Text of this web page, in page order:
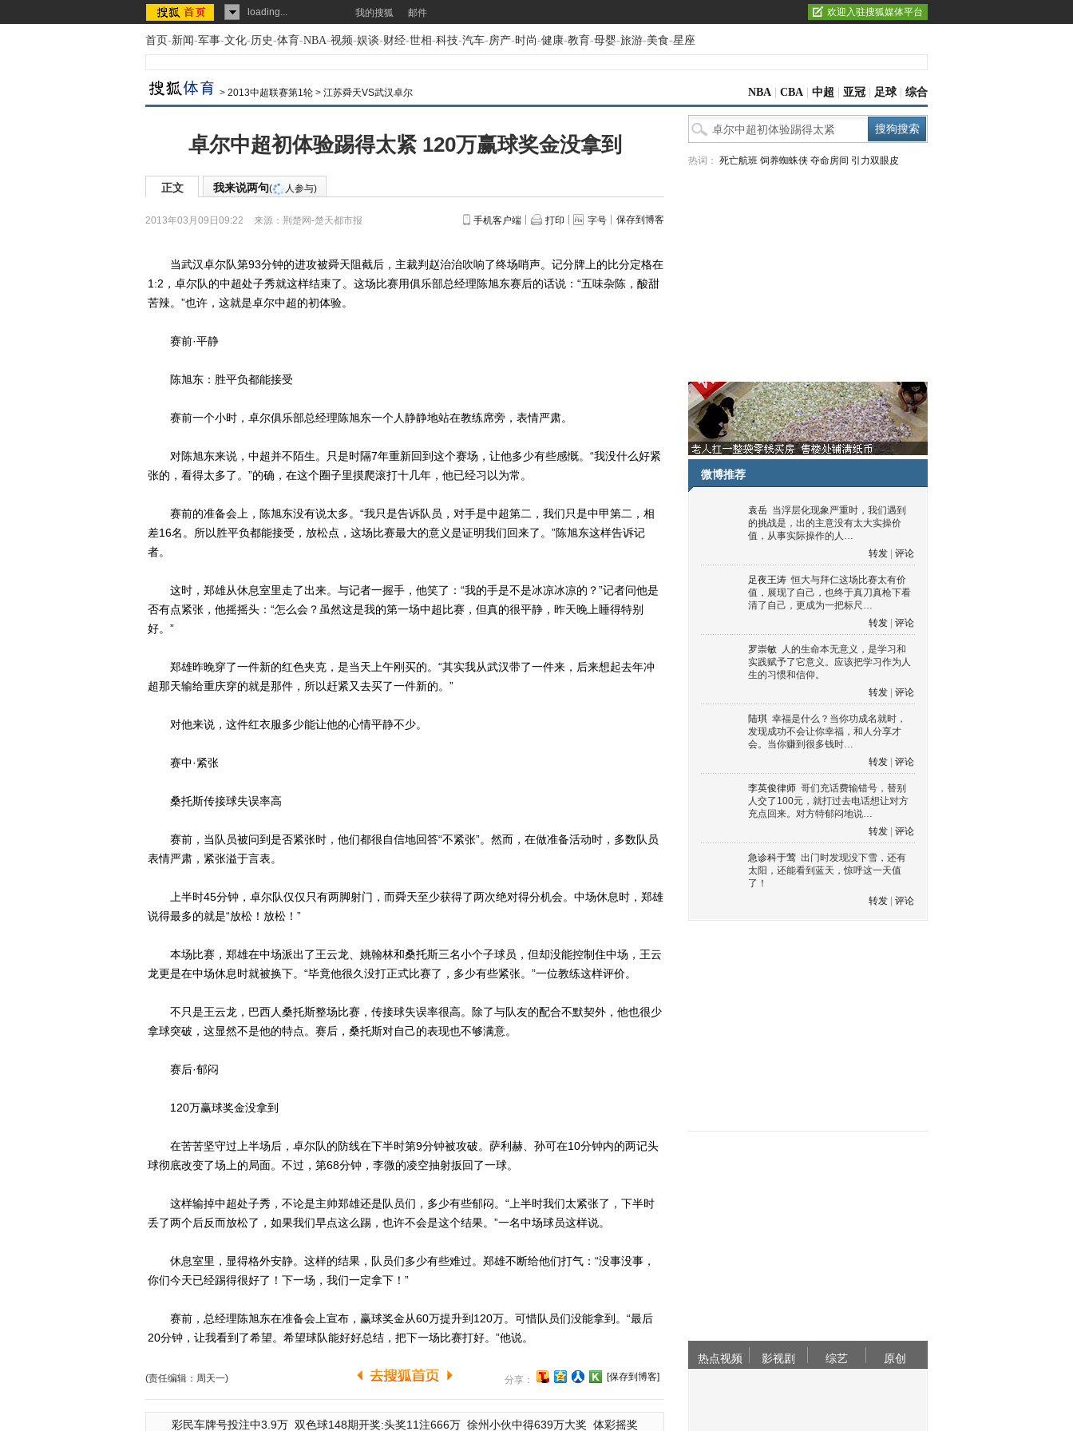
loading... 我的搜狐 邮件 欢迎入驻搜狐媒体平台
首页-新闻-军事-文化-历史-体育-NBA-视频-娱谈-财经-世相-科技-汽车-房产-时尚-健康-教育-母婴-旅游-美食-星座
> 2013中超联赛第1轮 > 江苏舜天VS武汉卓尔 NBA CBA 中超 亚冠 足球 综合
卓尔中超初体验踢得太紧 120万赢球奖金没拿到
正文 我来说两句( 人参与)
2013年03月09日09:22 来源： 荆楚网-楚天都市报 手机客户端 打印 字号 保存到博客
当武汉卓尔队第93分钟的进攻被舜天阻截后，主裁判赵治治吹响了终场哨声。记分牌上的比分定格在
1:2，卓尔队的中超处子秀就这样结束了。这场比赛用俱乐部总经理陈旭东赛后的话说：“五味杂陈，酸甜
苦辣。”也许，这就是卓尔中超的初体验。
赛前·平静
陈旭东：胜平负都能接受
赛前一个小时，卓尔俱乐部总经理陈旭东一个人静静地站在教练席旁，表情严肃。
对陈旭东来说，中超并不陌生。只是时隔7年重新回到这个赛场，让他多少有些感慨。“我没什么好紧
张的，看得太多了。”的确，在这个圈子里摸爬滚打十几年，他已经习以为常。
赛前的准备会上，陈旭东没有说太多。“我只是告诉队员，对手是中超第二，我们只是中甲第二，相
差16名。所以胜平负都能接受，放松点，这场比赛最大的意义是证明我们回来了。”陈旭东这样告诉记
者。
这时，郑雄从休息室里走了出来。与记者一握手，他笑了：“我的手是不是冰凉冰凉的？”记者问他是
否有点紧张，他摇摇头：“怎么会？虽然这是我的第一场中超比赛，但真的很平静，昨天晚上睡得特别
好。”
郑雄昨晚穿了一件新的红色夹克，是当天上午刚买的。“其实我从武汉带了一件来，后来想起去年冲
超那天输给重庆穿的就是那件，所以赶紧又去买了一件新的。”
对他来说，这件红衣服多少能让他的心情平静不少。
赛中·紧张
桑托斯传接球失误率高
赛前，当队员被问到是否紧张时，他们都很自信地回答“不紧张”。然而，在做准备活动时，多数队员
表情严肃，紧张溢于言表。
上半时45分钟，卓尔队仅仅只有两脚射门，而舜天至少获得了两次绝对得分机会。中场休息时，郑雄
说得最多的就是“放松！放松！”
本场比赛，郑雄在中场派出了王云龙、姚翰林和桑托斯三名小个子球员，但却没能控制住中场，王云
龙更是在中场休息时就被换下。“毕竟他很久没打正式比赛了，多少有些紧张。”一位教练这样评价。
不只是王云龙，巴西人桑托斯整场比赛，传接球失误率很高。除了与队友的配合不默契外，他也很少
拿球突破，这显然不是他的特点。赛后，桑托斯对自己的表现也不够满意。
赛后·郁闷
120万赢球奖金没拿到
在苦苦坚守过上半场后，卓尔队的防线在下半时第9分钟被攻破。萨利赫、孙可在10分钟内的两记头
球彻底改变了场上的局面。不过，第68分钟，李微的凌空抽射扳回了一球。
这样输掉中超处子秀，不论是主帅郑雄还是队员们，多少有些郁闷。“上半时我们太紧张了，下半时
丢了两个后反而放松了，如果我们早点这么踢，也许不会是这个结果。”一名中场球员这样说。
休息室里，显得格外安静。这样的结果，队员们多少有些难过。郑雄不断给他们打气：“没事没事，
你们今天已经踢得很好了！下一场，我们一定拿下！”
赛前，总经理陈旭东在准备会上宣布，赢球奖金从60万提升到120万。可惜队员们没能拿到。“最后
20分钟，让我看到了希望。希望球队能好好总结，把下一场比赛打好。”他说。
(责任编辑：周天一) 分享： [保存到博客]
彩民车牌号投注中3.9万 双色球148期开奖:头奖11注666万 徐州小伙中得639万大奖 体彩摇奖
热词： 死亡航班 饲养蜘蛛侠 夺命房间 引力双眼皮
微博推荐
袁岳 当浮层化现象严重时，我们遇到
的挑战是，出的主意没有太大实操价
值，从事实际操作的人…
转发
评论
足夜王涛 恒大与拜仁这场比赛太有价
值，展现了自己，也终于真刀真枪下看
清了自己，更成为一把标尺…
转发
评论
罗崇敏 人的生命本无意义，是学习和
实践赋予了它意义。应该把学习作为人
生的习惯和信仰。
转发
评论
陆琪 幸福是什么？当你功成名就时，
发现成功不会让你幸福，和人分享才
会。当你赚到很多钱时…
转发
评论
李英俊律师 哥们充话费输错号，替别
人交了100元，就打过去电话想让对方
充点回来。对方特郁闷地说…
转发
评论
急诊科于莺 出门时发现没下雪，还有
太阳，还能看到蓝天，惊呼这一天值
了！
转发
评论
热点视频 影视剧 综艺 原创